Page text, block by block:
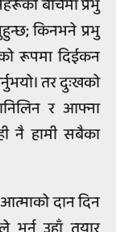
बीचमा प्रभु
किनभने प्रभु
रूपमा दिईकन
तर दुःखको
र आफ्ना
नै हामी सबैका
दान दिन